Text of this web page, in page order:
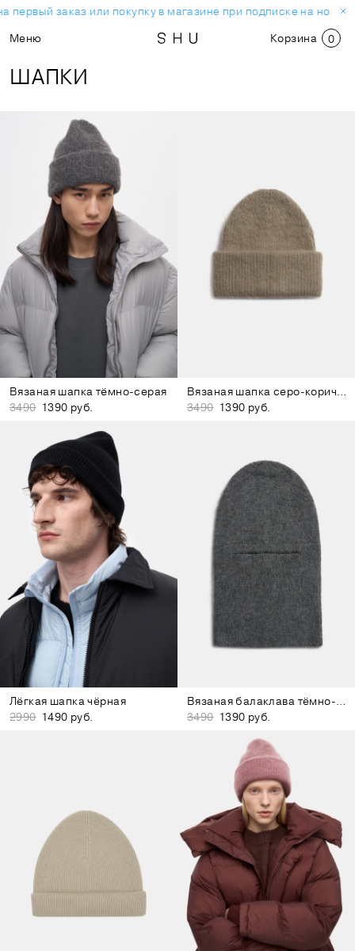
заказ или покупку в магазине при подписке на
Меню
Корзина 0
ШАПКИ
Вязаная шапка тёмно-серая
3490 1390 руб.
Вязаная шапка серо-коричневая
3490 1390 руб.
Лёгкая шапка чёрная
2990 1490 руб.
Вязаная балаклава тёмно-серая
3490 1390 руб.